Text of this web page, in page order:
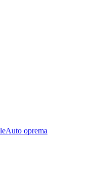
Auto oprema